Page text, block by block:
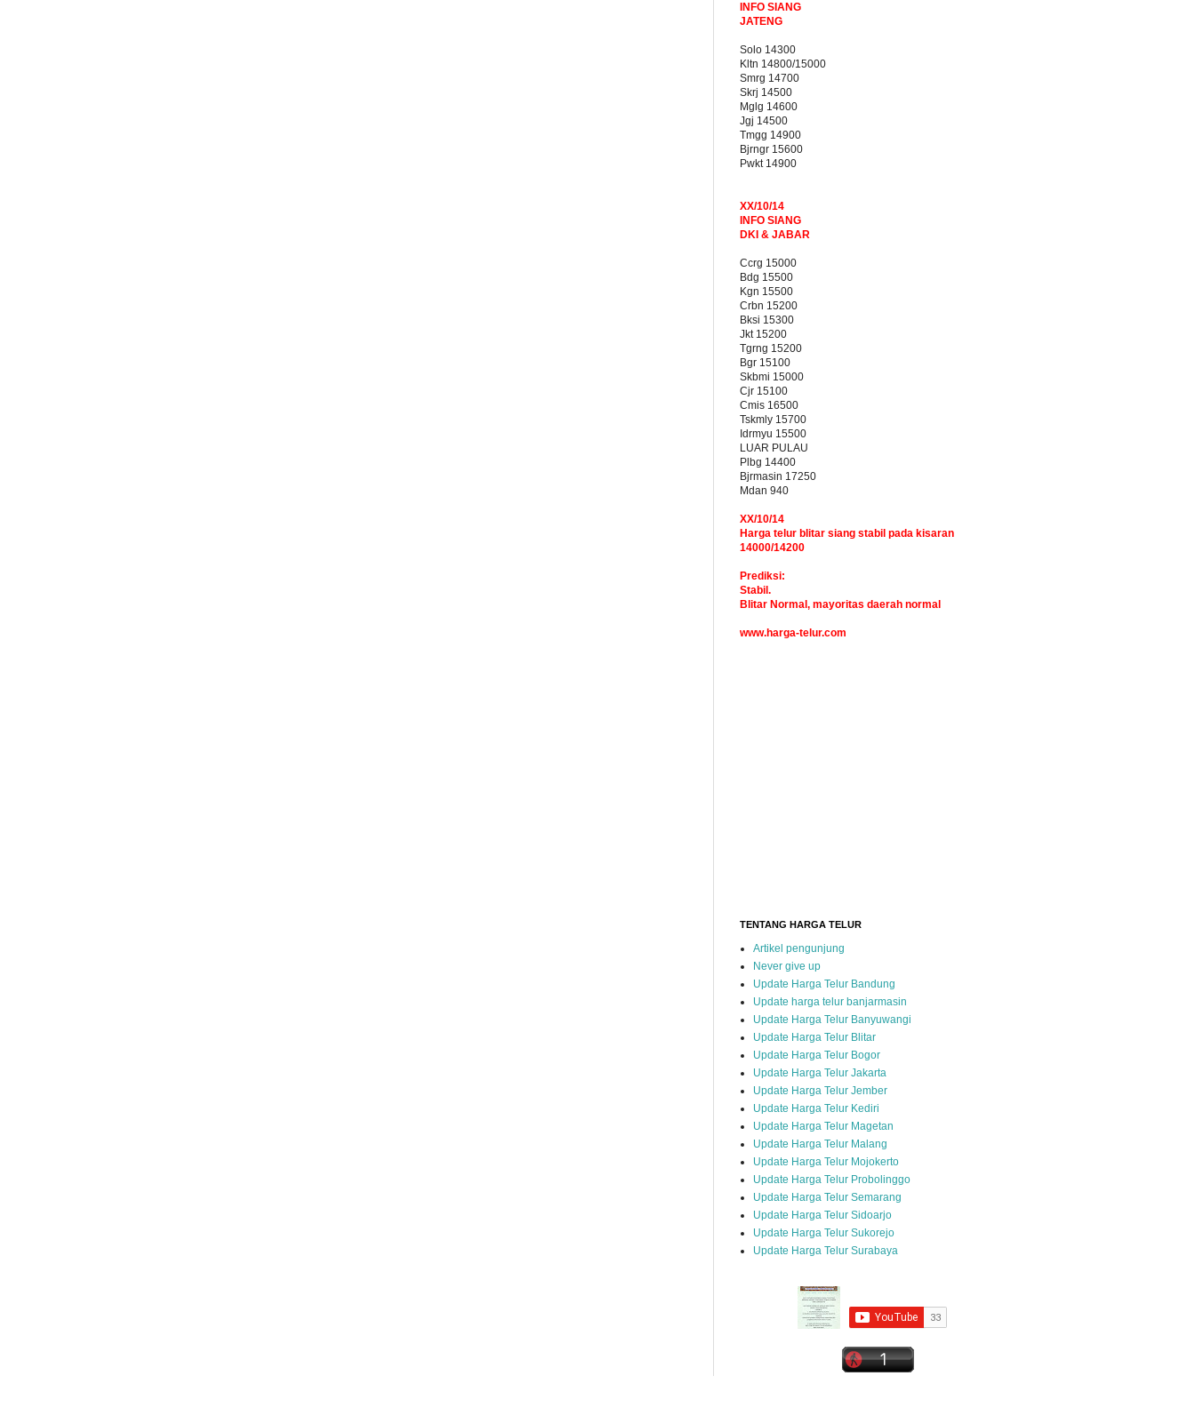
INFO SIANG
JATENG
Solo 14300
Kltn 14800/15000
Smrg 14700
Skrj 14500
Mglg 14600
Jgj 14500
Tmgg 14900
Bjrngr 15600
Pwkt 14900
XX/10/14
INFO SIANG
DKI & JABAR
Ccrg 15000
Bdg 15500
Kgn 15500
Crbn 15200
Bksi 15300
Jkt 15200
Tgrng 15200
Bgr 15100
Skbmi 15000
Cjr 15100
Cmis 16500
Tskmly 15700
Idrmyu 15500
LUAR PULAU
Plbg 14400
Bjrmasin 17250
Mdan 940
XX/10/14
Harga telur blitar siang stabil pada kisaran
14000/14200
Prediksi:
Stabil.
Blitar Normal, mayoritas daerah normal
www.harga-telur.com
TENTANG HARGA TELUR
Artikel pengunjung
Never give up
Update Harga Telur Bandung
Update harga telur banjarmasin
Update Harga Telur Banyuwangi
Update Harga Telur Blitar
Update Harga Telur Bogor
Update Harga Telur Jakarta
Update Harga Telur Jember
Update Harga Telur Kediri
Update Harga Telur Magetan
Update Harga Telur Malang
Update Harga Telur Mojokerto
Update Harga Telur Probolinggo
Update Harga Telur Semarang
Update Harga Telur Sidoarjo
Update Harga Telur Sukorejo
Update Harga Telur Surabaya